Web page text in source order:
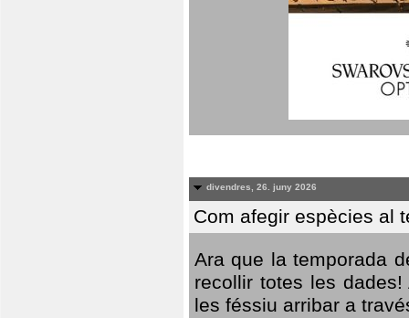
divendres, 26. juny 2026
Com afegir espècies al
Ara que la temporada
recollir totes les
les féssiu arribar a